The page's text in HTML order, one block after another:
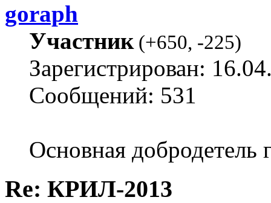
goraph
Участник(+650, -225)
Зарегистрирован:
Сообщений: 531
Основная добродетель
Re: КРИЛ-2013